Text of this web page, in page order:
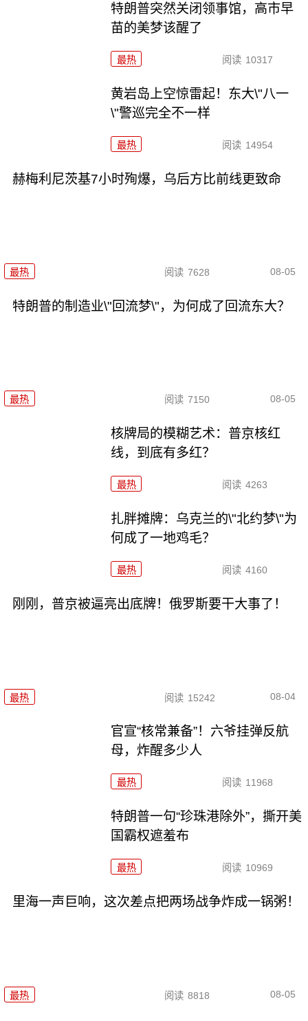
特朗普突然关闭领事馆，高市早
苗的美梦该醒了
最热 阅读 10317
黄岩岛上空惊雷起！东大\"八一
\"警巡完全不一样
最热 阅读 14954
赫梅利尼茨基7小时殉爆，乌后方比前线更致命
最热 阅读 7628 08-05
特朗普的制造业\"回流梦\"，为何成了回流东大？
最热 阅读 7150 08-05
核牌局的模糊艺术：普京核红
线，到底有多红？
最热 阅读 4263
扎胖摊牌：乌克兰的\"北约梦\"为
何成了一地鸡毛？
最热 阅读 4160
刚刚，普京被逼亮出底牌！俄罗斯要干大事了！
最热 阅读 15242 08-04
官宣“核常兼备”！六爷挂弹反航
母，炸醒多少人
最热 阅读 11968
特朗普一句“珍珠港除外”，撕开美
国霸权遮羞布
最热 阅读 10969
里海一声巨响，这次差点把两场战争炸成一锅粥！
最热 阅读 8818 08-05